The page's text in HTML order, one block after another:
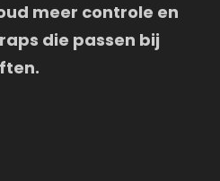
meer controle en
die passen bij